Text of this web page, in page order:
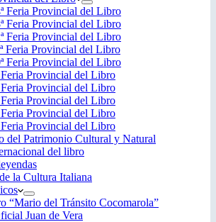
Feria Provincial del Libro
Feria Provincial del Libro
Feria Provincial del Libro
Feria Provincial del Libro
Feria Provincial del Libro
Feria Provincial del Libro
Feria Provincial del Libro
Feria Provincial del Libro
Feria Provincial del Libro
Feria Provincial del Libro
del Patrimonio Cultural y Natural
del libro
la Cultura Italiana
“Mario del Tránsito Cocomarola”
Juan de Vera